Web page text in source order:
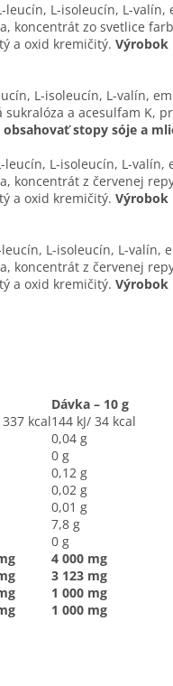
leucín, L-isoleucín, L-
koncentrát zo svetlice
a oxid kremičitý. Výrobok
L-isoleucín, L-valín,
a acesulfam K,
stopy sóje a
leucín, L-isoleucín, L-
koncentrát z červenej
a oxid kremičitý. Výrobok
L-isoleucín, L-
koncentrát z červenej
a oxid kremičitý. Výrobok
Dávka – 10 g
337 kcal144 kJ/ 34 kcal
0,04 g
0 g
0,12 g
0,02 g
0,01 g
7,8 g
0 g
4 000 mg
3 123 mg
1 000 mg
1 000 mg